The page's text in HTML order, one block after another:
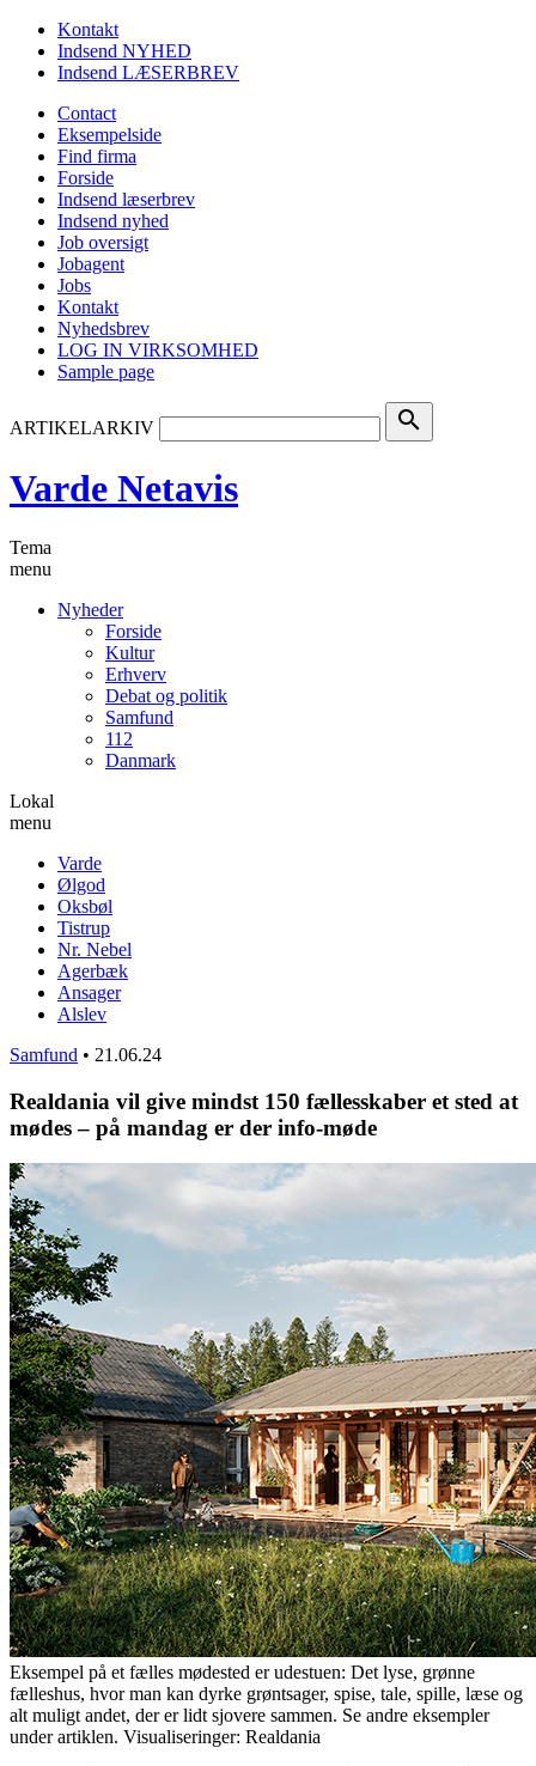
Kontakt
Indsend NYHED
Indsend LÆSERBREV
Contact
Eksempelside
Find firma
Forside
Indsend læserbrev
Indsend nyhed
Job oversigt
Jobagent
Jobs
Kontakt
Nyhedsbrev
LOG IN VIRKSOMHED
Sample page
ARTIKELARKIV search
Varde Netavis
Tema
menu
Nyheder
Forside
Kultur
Erhverv
Debat og politik
Samfund
112
Danmark
Lokal
menu
Varde
Ølgod
Oksbøl
Tistrup
Nr. Nebel
Agerbæk
Ansager
Alslev
Samfund • 21.06.24
Realdania vil give mindst 150 fællesskaber et sted at
mødes – på mandag er der info-møde
Eksempel på et fælles mødested er udestuen: Det lyse, grønne
fælleshus, hvor man kan dyrke grøntsager, spise, tale, spille, læse og
alt muligt andet, der er lidt sjovere sammen. Se andre eksempler
under artiklen. Visualiseringer: Realdania